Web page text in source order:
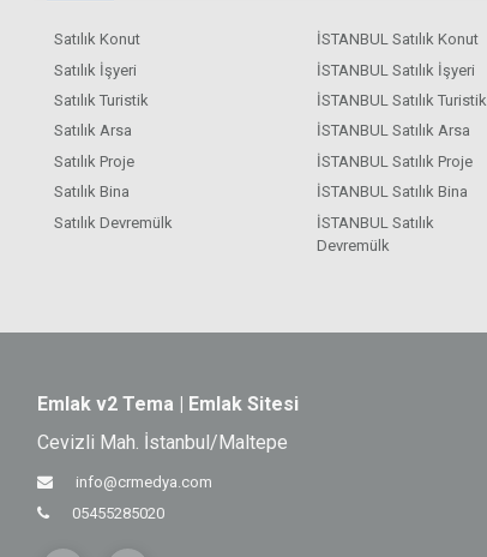
Satılık Konut
Satılık İşyeri
Satılık Turistik
Satılık Arsa
Satılık Proje
Satılık Bina
Satılık Devremülk
İSTANBUL Satılık Konut
İSTANBUL Satılık İşyeri
İSTANBUL Satılık Turistik
İSTANBUL Satılık Arsa
İSTANBUL Satılık Proje
İSTANBUL Satılık Bina
İSTANBUL Satılık
Devremülk
Emlak v2 Tema | Emlak Sitesi
Cevizli Mah. İstanbul/Maltepe
info@crmedya.com
05455285020